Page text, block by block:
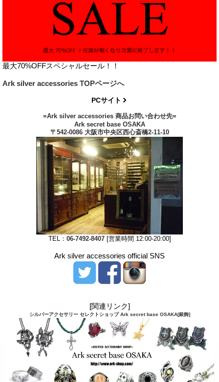
最大70%OFFスペシャルセール！！
Ark silver accessories TOPページへ
PCサイト
=Ark silver accessories 商品お問い合わせ先=
Ark secret base OSAKA
〒542-0086 大阪市中央区西心斎橋2-11-10
TEL： 06-7492-8407[営業時間 12:00-20:00]
Ark silver accessories official SNS
[関連リンク]
シルバーアクセサリー セレクトショップ Ark secret base OSAKA[銀飾]